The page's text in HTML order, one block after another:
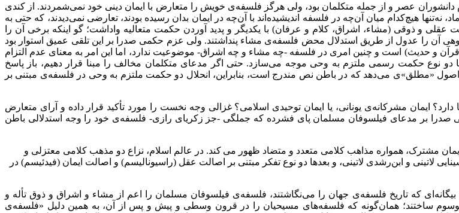
دانشوران عصر و از جمله متکلمان بود، ولی هرگز فلسفه‌ی خویش را متعارض با ایمان دینی خود نمی‌شمردند. از کندی
هیچ‌کدام میان آن‌چه در فلسفه اندیشیده‌اند با آن‌چه در ایمان بدان رسیده‌ بودند، تعارضی نمی‌دیدند، که حتی به
عقلی و ذوقی (مشاء، اشراق، کلام و عرفان) با یکدیگر و پدید آوردن حکمت متعالیه واداشت؛ گو اینکه برخی آن را
گروهی آن را عدول از طریق استدلال محض فلسفه‌ی مشاء پنداشتند. ولی عزم حکمی صدرا بر این تلقی عمیق استوار بود
و حدیث) است و چنین امری در فلسفه -چه مشاء و چه اشراق- موضوعیت ندارد، اما این امر به معنای عدم التزام
نوع حکمت رسمی ملتزم به وحی موجه می‌سازد. حتی اگر مدعای متکلمان مخالف را مبنا قرار دهیم، باز پاسخ
«مطلق»ی می‌دهد که در باطن نص مندرج است، بنابراین، انحلال دو حکمت ملتزم به وحی در فلسفه‌ی مبتنی بر
دارد؟ ایمان مشرکانه‌ی یونانی، یا ایمان توحیدی اسلامی؟ غزالی وجه نخست را مورد تأکید قرار داده و آرای متعارض
صدرا بر مدعای فیلسوفان مسلمان پای فشرده که جملگی -جز زکریای رازی- فلسفه‌ی خود را وجه استدلالی باطن
مشترک، همواره مذاهب کلامی متعدد و متضاد ظهور می کند. در عالم اسلام، نزاع دو مذهب کلامی معتزلی و
و ابن‌رشدی لاتینی، و بعدها دو نوع تفکر مبتنی بر اصالت عقل (راسیونالیسم) و اصالت ایمان (فیدئیسم) در
که تاریخ فلسفه‌ی جهان را می‌نگاشتند، فلسفه‌ی فیلسوفان مسلمان را اعم از مشاء و اشراق و ذوق تأله و
ساختند؛ همان‌گونه که فلسفه‌های مسیحیان را در قرون وسطی و پیش و پس از آن، به همین دلیل «فلسفه‌ی